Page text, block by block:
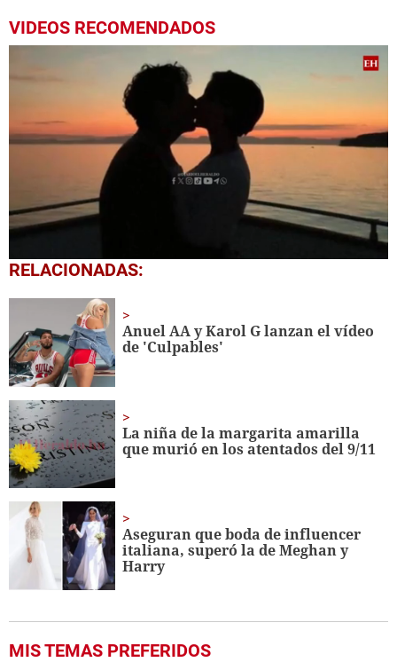
VIDEOS RECOMENDADOS
0
seconds
38
seconds
RELACIONADAS:
Anuel AA y Karol G lanzan el vídeo
de 'Culpables'
La niña de la margarita amarilla
que murió en los atentados del 9/11
Aseguran que boda de influencer
italiana, superó la de Meghan y
Harry
MIS TEMAS PREFERIDOS